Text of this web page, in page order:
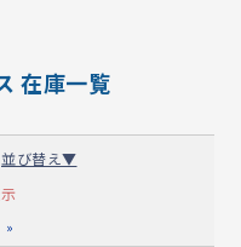
在庫一覧
並び替え▼
»